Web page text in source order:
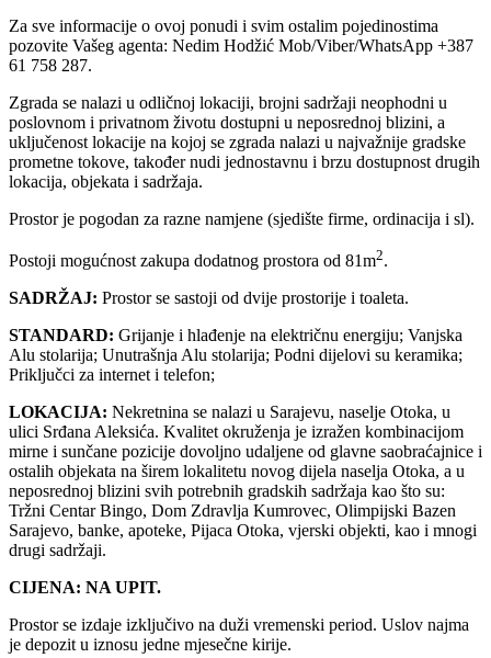
Za sve informacije o ovoj ponudi i svim ostalim pojedinostima
pozovite Vašeg agenta: Nedim Hodžić Mob/Viber/WhatsApp +387
61 758 287.
Zgrada se nalazi u odličnoj lokaciji, brojni sadržaji neophodni u
poslovnom i privatnom životu dostupni u neposrednoj blizini, a
uključenost lokacije na kojoj se zgrada nalazi u najvažnije gradske
prometne tokove, također nudi jednostavnu i brzu dostupnost drugih
lokacija, objekata i sadržaja.
Prostor je pogodan za razne namjene (sjedište firme, ordinacija i sl).
Postoji mogućnost zakupa dodatnog prostora od 81m2.
SADRŽAJ: Prostor se sastoji od dvije prostorije i toaleta.
STANDARD: Grijanje i hlađenje na električnu energiju; Vanjska
Alu stolarija; Unutrašnja Alu stolarija; Podni dijelovi su keramika;
Priključci za internet i telefon;
LOKACIJA: Nekretnina se nalazi u Sarajevu, naselje Otoka, u
ulici Srđana Aleksića. Kvalitet okruženja je izražen kombinacijom
mirne i sunčane pozicije dovoljno udaljene od glavne saobraćajnice i
ostalih objekata na širem lokalitetu novog dijela naselja Otoka, a u
neposrednoj blizini svih potrebnih gradskih sadržaja kao što su:
Tržni Centar Bingo, Dom Zdravlja Kumrovec, Olimpijski Bazen
Sarajevo, banke, apoteke, Pijaca Otoka, vjerski objekti, kao i mnogi
drugi sadržaji.
CIJENA: NA UPIT.
Prostor se izdaje izključivo na duži vremenski period. Uslov najma
je depozit u iznosu jedne mjesečne kirije.